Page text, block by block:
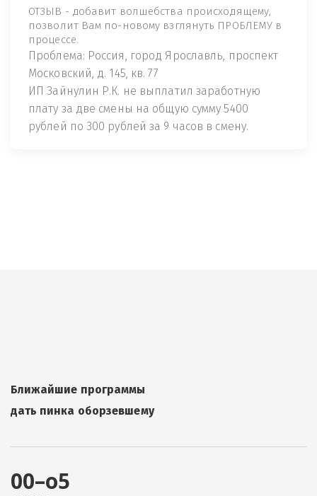
ОТЗЫВ - добавит волшебства происходящему,
позволит Вам по-новому взглянуть ПРОБЛЕМУ в
процессе.
Проблема: Россия, город Ярославль, проспект
Московский, д. 145, кв. 77
ИП Зайнулин Р.К. не выплатил заработную
плату за две смены на общую сумму 5400
рублей по 300 рублей за 9 часов в смену.
Ближайшие программы
дать пинка оборзевшему
00–о5